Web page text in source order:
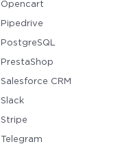
Opencart
Pipedrive
PostgreSQL
PrestaShop
Salesforce CRM
Slack
Stripe
Telegram